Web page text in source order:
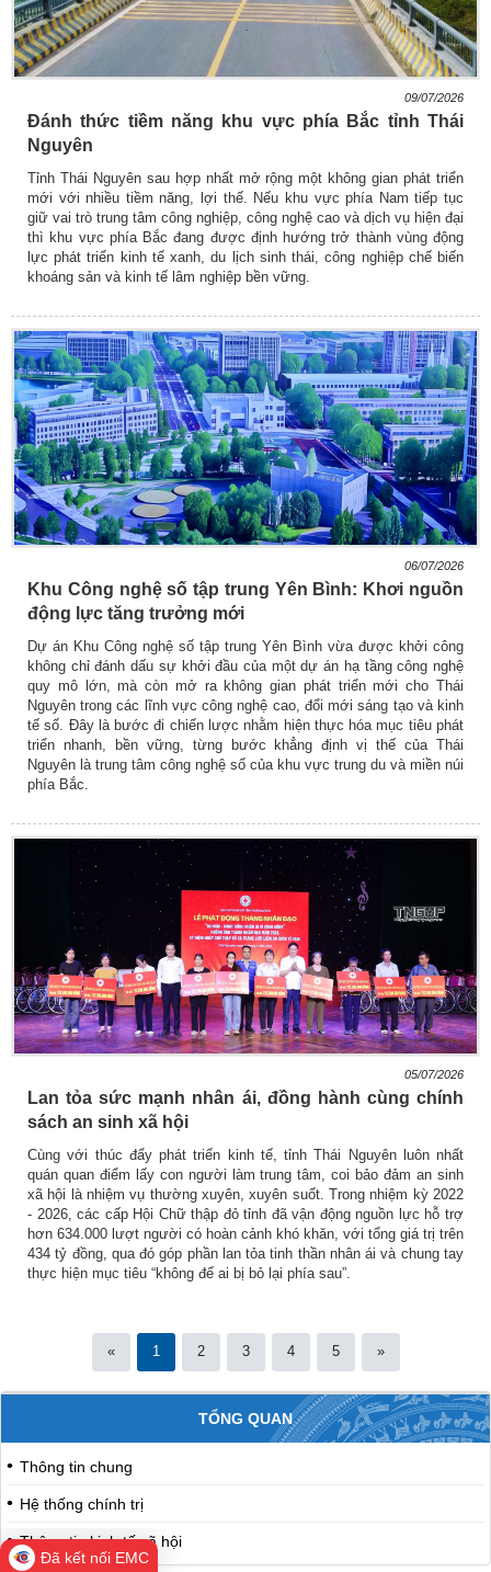
09/07/2026
Đánh thức tiềm năng khu vực phía Bắc tỉnh Thái
Nguyên
Tỉnh Thái Nguyên sau hợp nhất mở rộng một không gian phát triển
mới với nhiều tiềm năng, lợi thế. Nếu khu vực phía Nam tiếp tục
giữ vai trò trung tâm công nghiệp, công nghệ cao và dịch vụ hiện đại
thì khu vực phía Bắc đang được định hướng trở thành vùng động
lực phát triển kinh tế xanh, du lịch sinh thái, công nghiệp chế biến
khoáng sản và kinh tế lâm nghiệp bền vững.
06/07/2026
Khu Công nghệ số tập trung Yên Bình: Khơi nguồn
động lực tăng trưởng mới
Dự án Khu Công nghệ số tập trung Yên Bình vừa được khởi công
không chỉ đánh dấu sự khởi đầu của một dự án hạ tầng công nghệ
quy mô lớn, mà còn mở ra không gian phát triển mới cho Thái
Nguyên trong các lĩnh vực công nghệ cao, đổi mới sáng tạo và kinh
tế số. Đây là bước đi chiến lược nhằm hiện thực hóa mục tiêu phát
triển nhanh, bền vững, từng bước khẳng định vị thế của Thái
Nguyên là trung tâm công nghệ số của khu vực trung du và miền núi
phía Bắc.
05/07/2026
Lan tỏa sức mạnh nhân ái, đồng hành cùng chính
sách an sinh xã hội
Cùng với thúc đẩy phát triển kinh tế, tỉnh Thái Nguyên luôn nhất
quán quan điểm lấy con người làm trung tâm, coi bảo đảm an sinh
xã hội là nhiệm vụ thường xuyên, xuyên suốt. Trong nhiệm kỳ 2022
- 2026, các cấp Hội Chữ thập đỏ tỉnh đã vận động nguồn lực hỗ trợ
hơn 634.000 lượt người có hoàn cảnh khó khăn, với tổng giá trị trên
434 tỷ đồng, qua đó góp phần lan tỏa tinh thần nhân ái và chung tay
thực hiện mục tiêu “không để ai bị bỏ lại phía sau”.
« 1 2 3 4 5 »
TỔNG QUAN
Thông tin chung
Hệ thống chính trị
Thông tin kinh tế xã hội
Đã kết nối EMC